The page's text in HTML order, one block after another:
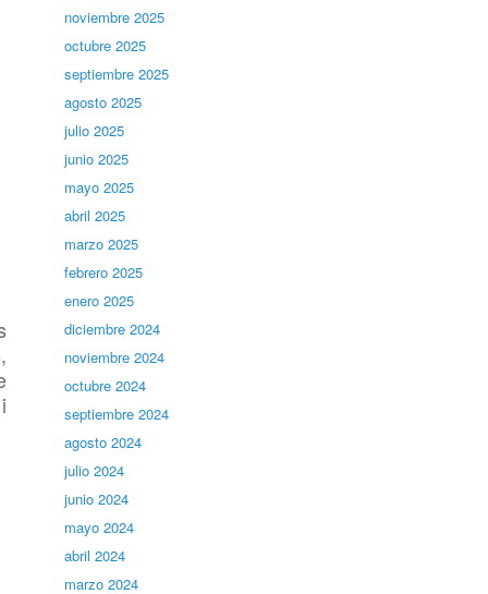
noviembre 2025
octubre 2025
septiembre 2025
agosto 2025
julio 2025
junio 2025
mayo 2025
abril 2025
marzo 2025
febrero 2025
enero 2025
diciembre 2024
noviembre 2024
octubre 2024
septiembre 2024
agosto 2024
julio 2024
junio 2024
mayo 2024
abril 2024
marzo 2024